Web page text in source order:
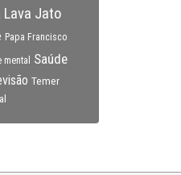
Lava Jato
Papa Francisco
mental
Saúde
Temer